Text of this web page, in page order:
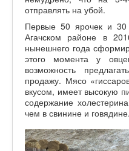
отправлять на убой.
Первые 50 ярочек и 30
Агачском районе в
нынешнего года
этого момента у
возможность
продажу. Мясо
вкусом, имеет высокую
содержание
чем в свинине и говядине.